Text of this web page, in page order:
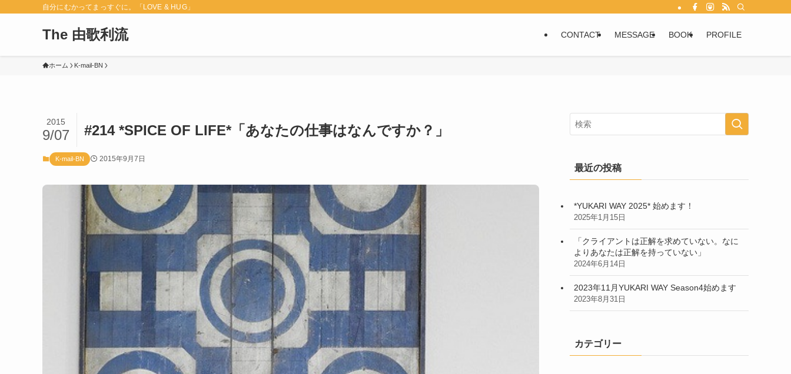
自分にむかってまっすぐに。「LOVE & HUG」
The 由歌利流 CONTACT MESSAGE BOOK PROFILE
ホーム K-mail-BN
#214 *SPICE OF LIFE*「あなたの仕事はなんですか？」
2015
9/07
K-mail-BN 2015年9月7日
最近の投稿
*YUKARI WAY 2025* 始めます！
2025年1月15日
「クライアントは正解を求めていない。なに
よりあなたは正解を持っていない」
2024年6月14日
2023年11月YUKARI WAY Season4始めます
2023年8月31日
カテゴリー